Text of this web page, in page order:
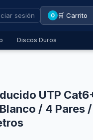
sesión 0 🛒 Carrito
Discos Duros
UTP
/ 4 Pares